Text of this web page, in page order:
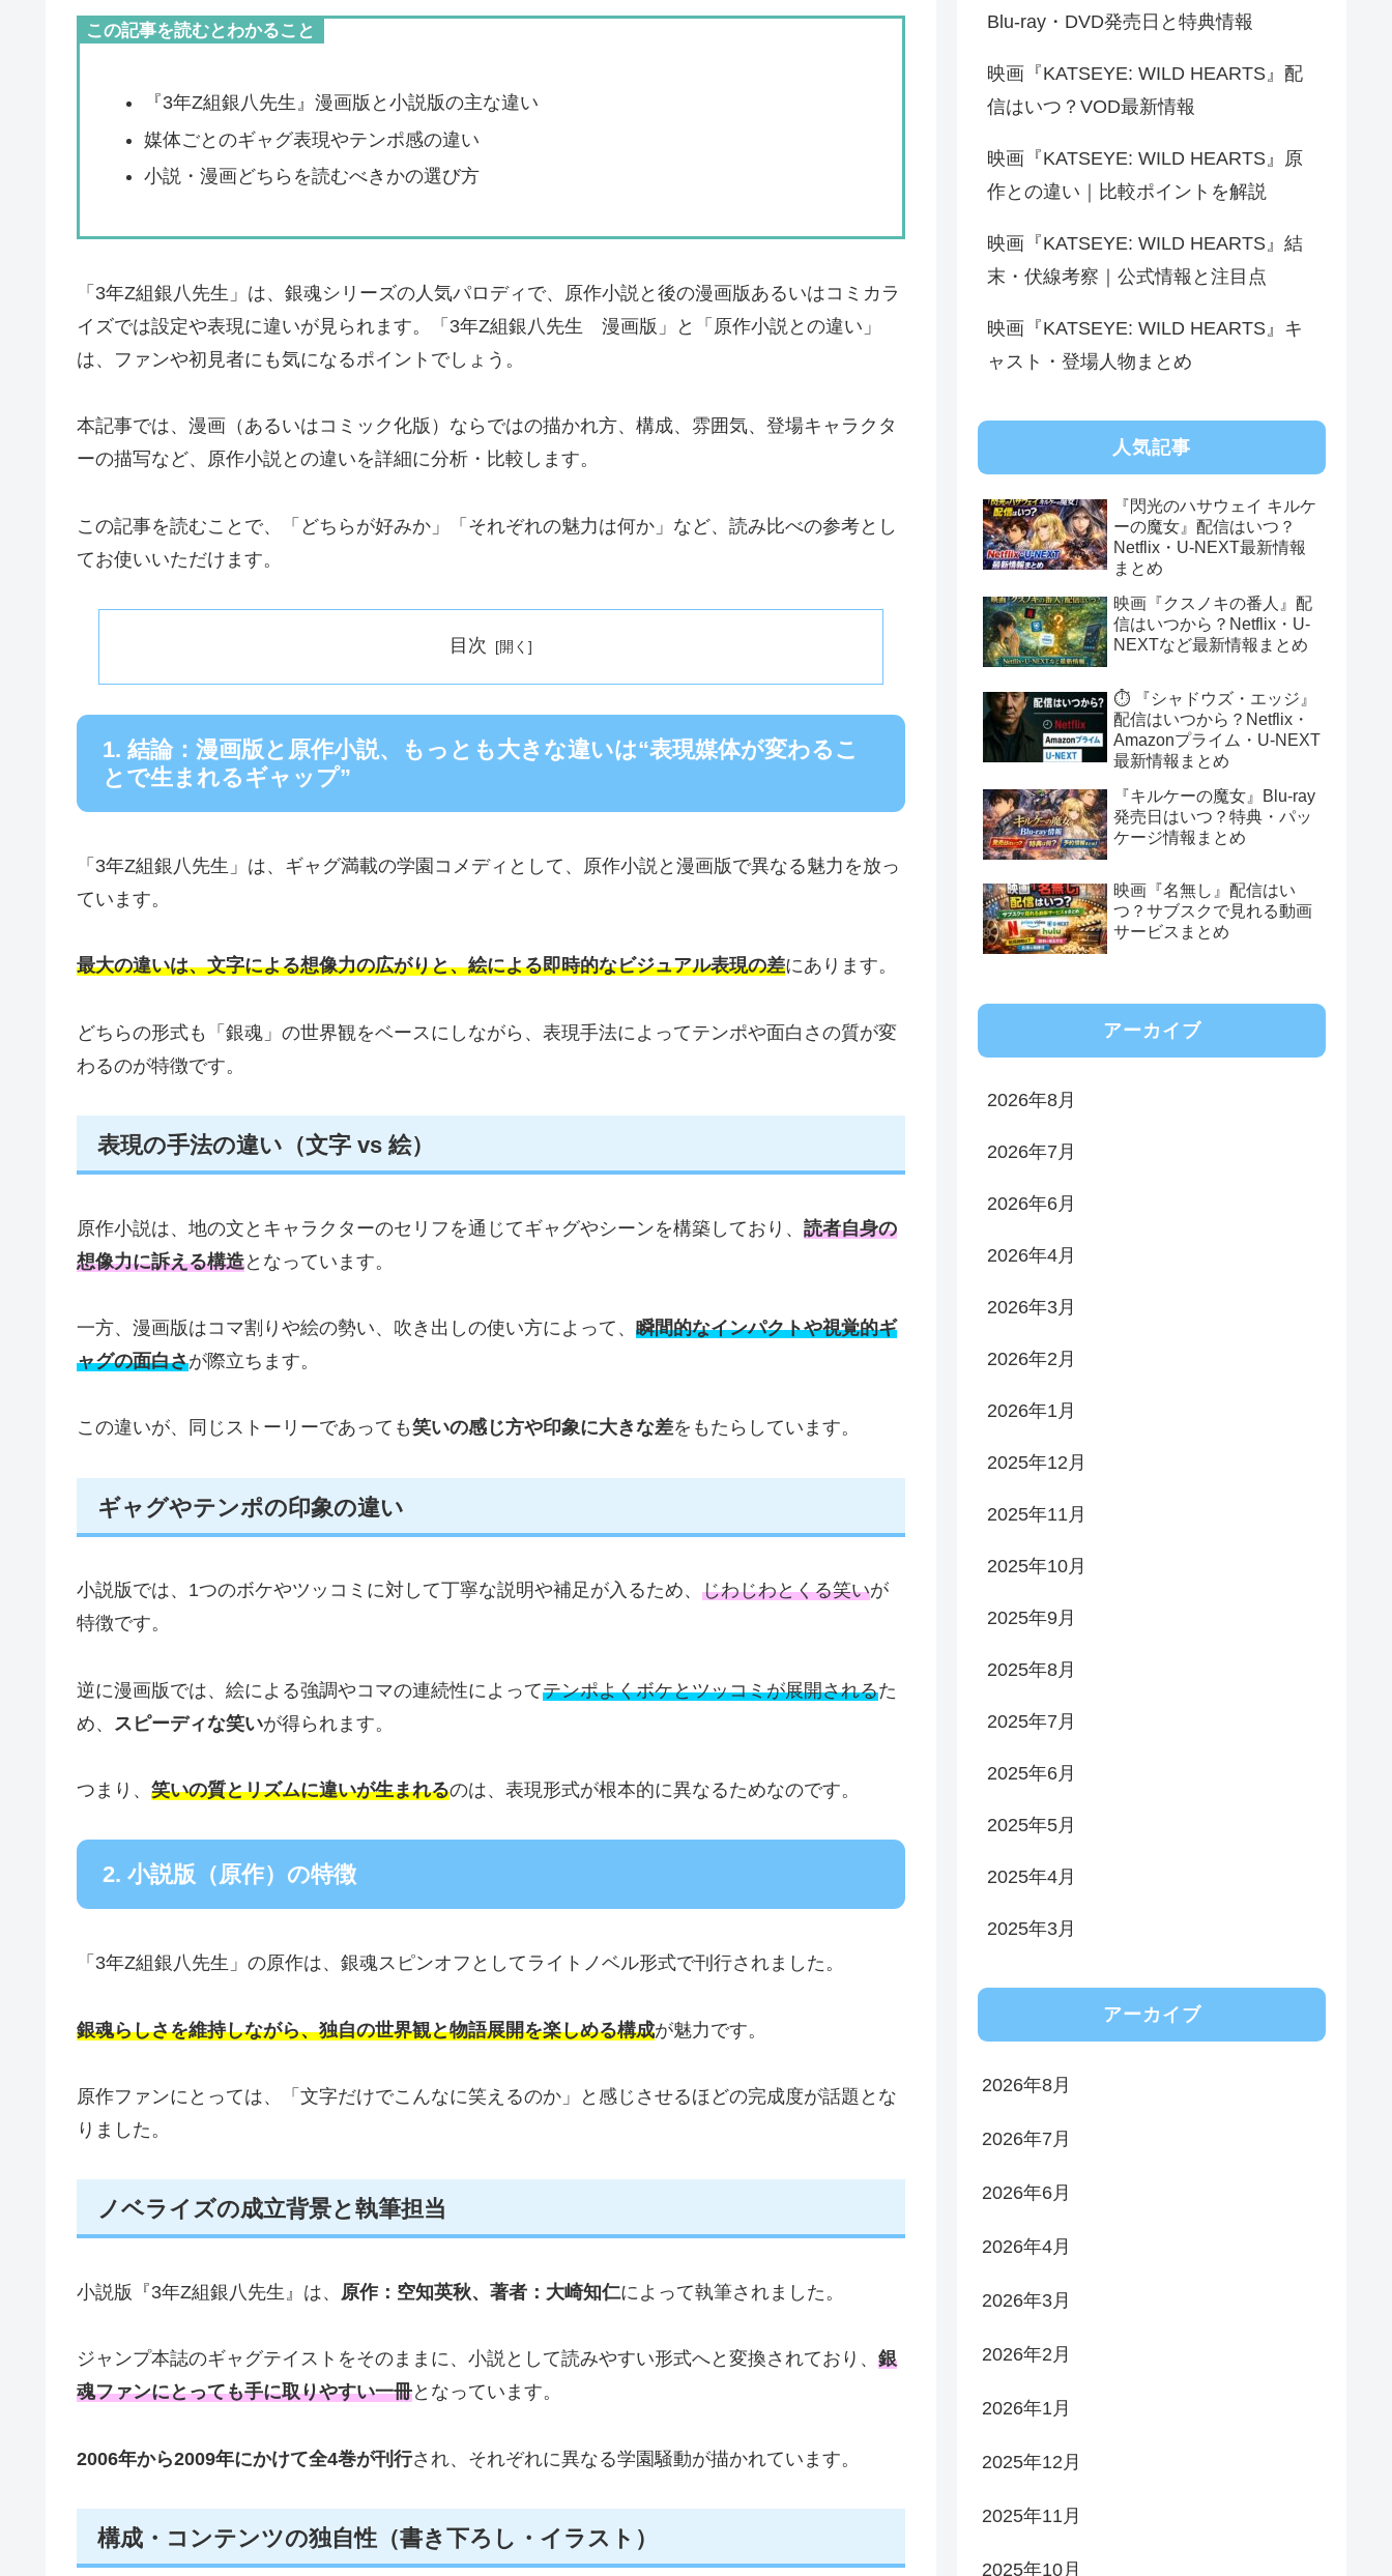
この記事を読むとわかること
『3年Z組銀八先生』漫画版と小説版の主な違い
媒体ごとのギャグ表現やテンポ感の違い
小説・漫画どちらを読むべきかの選び方
「3年Z組銀八先生」は、銀魂シリーズの人気パロディで、原作小説と後の漫画版あるいはコミカラ
イズでは設定や表現に違いが見られます。「3年Z組銀八先生 漫画版」と「原作小説との違い」
は、ファンや初見者にも気になるポイントでしょう。
本記事では、漫画（あるいはコミック化版）ならではの描かれ方、構成、雰囲気、登場キャラクタ
ーの描写など、原作小説との違いを詳細に分析・比較します。
この記事を読むことで、「どちらが好みか」「それぞれの魅力は何か」など、読み比べの参考とし
てお使いいただけます。
目次
1. 結論：漫画版と原作小説、もっとも大きな違いは“表現媒体が変わるこ
とで生まれるギャップ”
「3年Z組銀八先生」は、ギャグ満載の学園コメディとして、原作小説と漫画版で異なる魅力を放っ
ています。
最大の違いは、文字による想像力の広がりと、絵による即時的なビジュアル表現の差にあります。
どちらの形式も「銀魂」の世界観をベースにしながら、表現手法によってテンポや面白さの質が変
わるのが特徴です。
表現の手法の違い（文字 vs 絵）
原作小説は、地の文とキャラクターのセリフを通じてギャグやシーンを構築しており、 読者自身の
想像力に訴える構造となっています。
一方、漫画版はコマ割りや絵の勢い、吹き出しの使い方によって、 瞬間的なインパクトや視覚的ギ
ャグの面白さが際立ちます。
この違いが、同じストーリーであっても笑いの感じ方や印象に大きな差をもたらしています。
ギャグやテンポの印象の違い
小説版では、1つのボケやツッコミに対して丁寧な説明や補足が入るため、 じわじわとくる笑いが
特徴です。
逆に漫画版では、絵による強調やコマの連続性によってテンポよくボケとツッコミが展開されるた
め、 スピーディな笑いが得られます。
つまり、 笑いの質とリズムに違いが生まれるのは、表現形式が根本的に異なるためなのです。
2. 小説版（原作）の特徴
「3年Z組銀八先生」の原作は、銀魂スピンオフとしてライトノベル形式で刊行されました。
銀魂らしさを維持しながら、独自の世界観と物語展開を楽しめる構成が魅力です。
原作ファンにとっては、「文字だけでこんなに笑えるのか」と感じさせるほどの完成度が話題とな
りました。
ノベライズの成立背景と執筆担当
小説版『3年Z組銀八先生』は、 原作：空知英秋、著者：大崎知仁によって執筆されました。
ジャンプ本誌のギャグテイストをそのままに、小説として読みやすい形式へと変換されており、 銀
魂ファンにとっても手に取りやすい一冊となっています。
2006年から2009年にかけて全4巻が刊行され、それぞれに異なる学園騒動が描かれています。
構成・コンテンツの独自性（書き下ろし・イラスト）
Blu-ray・DVD発売日と特典情報
映画『KATSEYE: WILD HEARTS』配
信はいつ？VOD最新情報
映画『KATSEYE: WILD HEARTS』原
作との違い｜比較ポイントを解説
映画『KATSEYE: WILD HEARTS』結
末・伏線考察｜公式情報と注目点
映画『KATSEYE: WILD HEARTS』キ
ャスト・登場人物まとめ
人気記事
『閃光のハサウェイ キルケ
ーの魔女』配信はいつ？
Netflix・U-NEXT最新情報
まとめ
映画『クスノキの番人』配
信はいつから？Netflix・U-
NEXTなど最新情報まとめ
⏱️ 『シャドウズ・エッジ』
配信はいつから？Netflix・
Amazonプライム・U-NEXT
最新情報まとめ
『キルケーの魔女』Blu-ray
発売日はいつ？特典・パッ
ケージ情報まとめ
映画『名無し』配信はい
つ？サブスクで見れる動画
サービスまとめ
アーカイブ
2026年8月
2026年7月
2026年6月
2026年4月
2026年3月
2026年2月
2026年1月
2025年12月
2025年11月
2025年10月
2025年9月
2025年8月
2025年7月
2025年6月
2025年5月
2025年4月
2025年3月
アーカイブ
2026年8月
2026年7月
2026年6月
2026年4月
2026年3月
2026年2月
2026年1月
2025年12月
2025年11月
2025年10月